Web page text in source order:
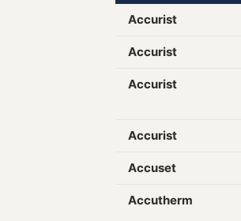
Accurist
Accurist
Accurist
Accurist
Accuset
Accutherm